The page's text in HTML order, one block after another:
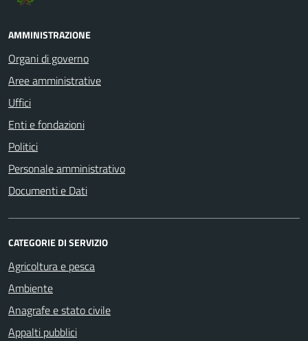
AMMINISTRAZIONE
Organi di governo
Aree amministrative
Uffici
Enti e fondazioni
Politici
Personale amministrativo
Documenti e Dati
CATEGORIE DI SERVIZIO
Agricoltura e pesca
Ambiente
Anagrafe e stato civile
Appalti pubblici